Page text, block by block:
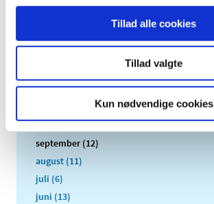
Tillad alle cookies
Tillad valgte
Kun nødvendige cookies
december (19)
november (30)
oktober (16)
september (12)
august (11)
juli (6)
juni (13)